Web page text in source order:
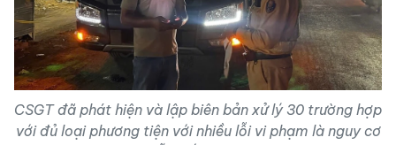
CSGT đã phát hiện và lập biên bản xử lý 30 trường hợp
với đủ loại phương tiện với nhiều lỗi vi phạm là nguy cơ